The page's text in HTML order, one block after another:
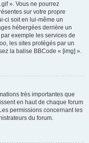
». Vous ne pourrez
sur votre propre
ci soit en lui-même un
hébergées derrière un
exemple les services de
les sites protégés par un
la balise BBCode « [img] ».
très importantes que
en haut de chaque forum
permissions concernant les
du forum.